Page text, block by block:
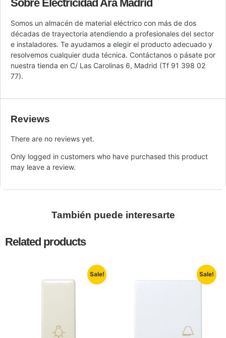
Sobre Electricidad Ara Madrid
Somos un almacén de material eléctrico con más de dos
décadas de trayectoria atendiendo a profesionales del sector
e instaladores. Te ayudamos a elegir el producto adecuado y
resolvemos cualquier duda técnica. Contáctanos o pásate por
nuestra tienda en C/ Las Carolinas 6, Madrid (Tf 91 398 02
77).
Reviews
There are no reviews yet.
Only logged in customers who have purchased this product
may leave a review.
También puede interesarte
Related products
Sale! Sale!